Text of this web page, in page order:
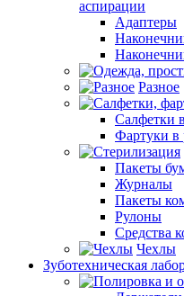
аспирации
Адаптеры
Разное
Салфетки
Фартуки в
Пакеты
Журналы
Пакеты
Рулоны
Средства
Чехлы
Зуботехническая